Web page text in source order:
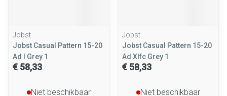
Jobst
Jobst Casual Pattern 15-20
Ad l Grey 1
€ 58,33
Niet beschikbaar
Jobst
Jobst Casual Pattern 15-20
Ad Xlfc Grey 1
€ 58,33
Niet beschikbaar